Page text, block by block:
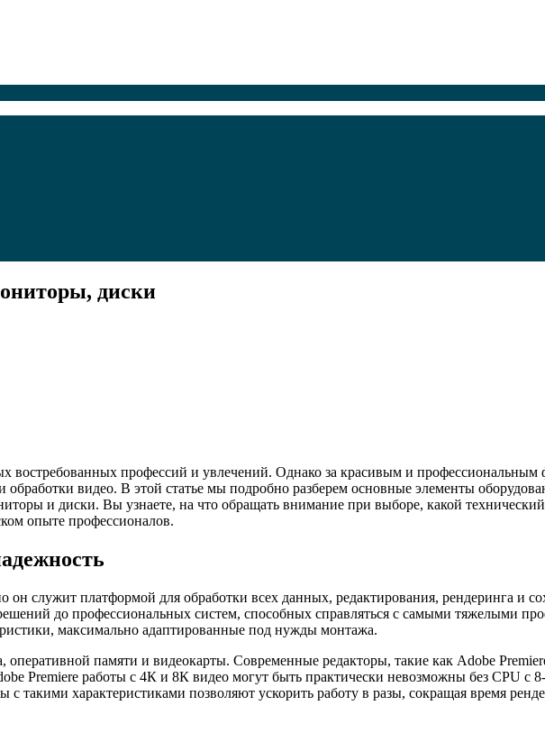
диски
востребованных профессий и увлечений. Однако за красивым и профессиональным
обработки видео. В этой статье мы подробно разберем основные элементы
и диски. Вы узнаете, на что обращать внимание при выборе, какой технический
опыте профессионалов.
служит платформой для обработки всех данных, редактирования, рендеринга и
до профессиональных систем, способных справляться с самыми тяжелыми
максимально адаптированные под нужды монтажа.
памяти и видеокарты. Современные редакторы, такие как Adobe
Premiere работы с 4К и 8К видео могут быть практически невозможны без CPU с
такими характеристиками позволяют ускорить работу в разы, сокращая время